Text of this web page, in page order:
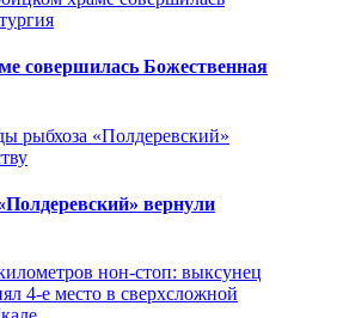
совершилась Божественная
вернули